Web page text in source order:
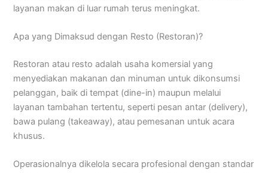
layanan makan di luar rumah terus meningkat.
Apa yang Dimaksud dengan Resto (Restoran)?
Restoran atau resto adalah usaha komersial yang
menyediakan makanan dan minuman untuk dikonsumsi
pelanggan, baik di tempat (dine-in) maupun melalui
layanan tambahan tertentu, seperti pesan antar (delivery),
bawa pulang (takeaway), atau pemesanan untuk acara
khusus.
Operasionalnya dikelola secara profesional dengan standar